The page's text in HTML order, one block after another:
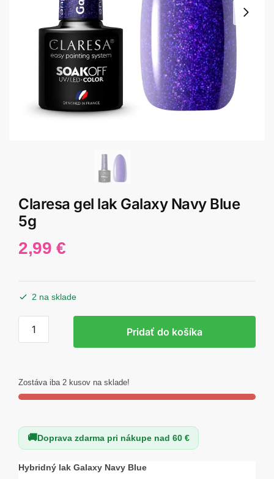
Claresa gel lak Galaxy Navy Blue
5g
2,99 €
Hybridný lak Galaxy Navy Blue
2 na sklade
Galaxy
Navy
5g
Pridať do košíka
Zostáva iba 2 kusov na sklade!
Doprava zdarma pri nákupe nad 60 €